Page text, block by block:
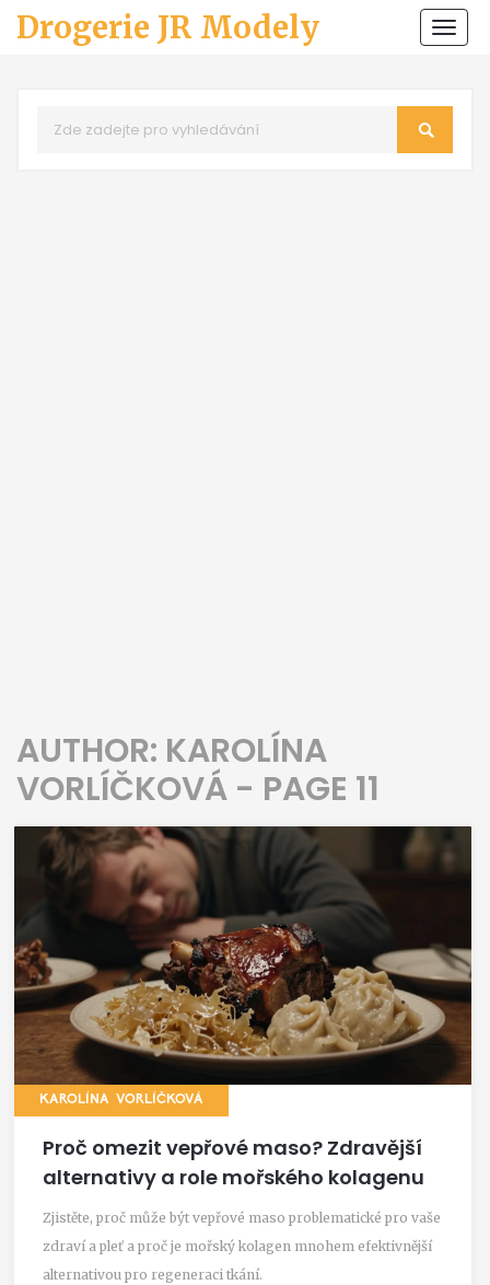
Drogerie JR Modely
AUTHOR: KAROLÍNA
VORLÍČKOVÁ - PAGE 11
KAROLÍNA VORLÍČKOVÁ
Proč omezit vepřové maso? Zdravější
alternativy a role mořského kolagenu
Zjistěte, proč může být vepřové maso problematické pro vaše
zdraví a pleť a proč je mořský kolagen mnohem efektivnější
alternativou pro regeneraci tkání.